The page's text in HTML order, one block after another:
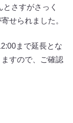
さすがさっく
せられました。
まで延長とな
すので、ご確認